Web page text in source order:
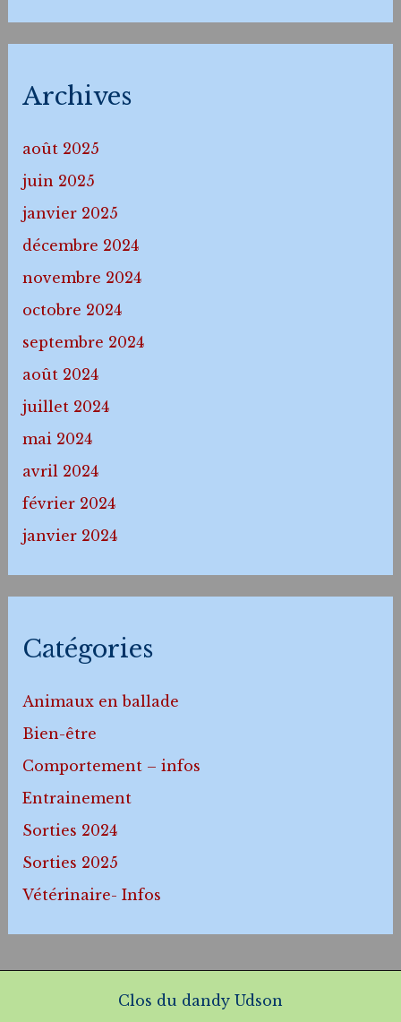
Archives
août 2025
juin 2025
janvier 2025
décembre 2024
novembre 2024
octobre 2024
septembre 2024
août 2024
juillet 2024
mai 2024
avril 2024
février 2024
janvier 2024
Catégories
Animaux en ballade
Bien-être
Comportement – infos
Entrainement
Sorties 2024
Sorties 2025
Vétérinaire- Infos
Clos du dandy Udson